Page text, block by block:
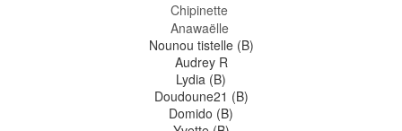
Chipinette
Anawaëlle
Nounou tistelle (B)
Audrey R
Lydia (B)
Doudoune21 (B)
Domido (B)